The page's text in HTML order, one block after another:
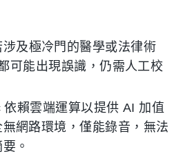
涉及極冷門的醫學或法律術
可能出現誤識，仍需人工校
依賴雲端運算以提供 AI 加值
網路環境，僅能錄音，無法
。